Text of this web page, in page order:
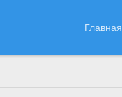
Главная